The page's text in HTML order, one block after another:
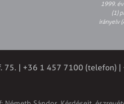
1999.
(1)
irányelv
75. | +36 1 457 7100 (telefon)